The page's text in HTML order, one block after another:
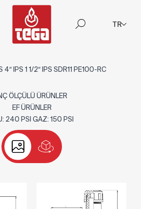
TR
4″ IPS 1 1/2″ IPS SDR11 PE100-RC
ÖLÇÜLÜ ÜRÜNLER
EF ÜRÜNLER
240 PSI GAZ: 150 PSI